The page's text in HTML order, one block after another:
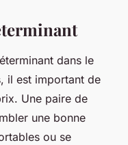
dans le
il est important de
Une paire de
une bonne
ou se